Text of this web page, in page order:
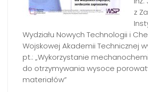
z
Wydziału Nowych Technologii i
Wojskowej Akademii Technicznej
pt.: „Wykorzystanie
do otrzymywania wysoce
materiałów”